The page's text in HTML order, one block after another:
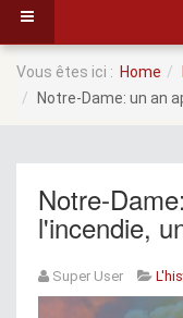
Vous êtes ici : Home
Notre-Dame: un an
Notre-
l'incendie,
Super User